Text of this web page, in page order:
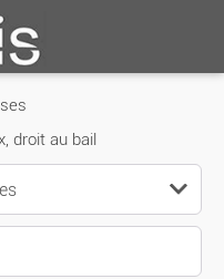
droit au bail